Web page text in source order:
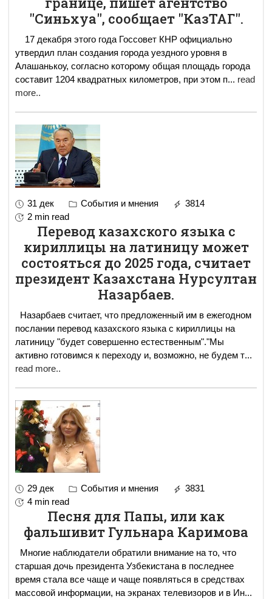
"Синьхуа", сообщает "КазТАГ".
утвердил план создания города уездного уровня в
Алашанькоу, согласно которому общая площадь города
составит 1204 квадратных километров, при этом п... read
more..
31 дек События и мнения
3814
2 min read
Перевод казахского языка с
кириллицы на латиницу может
состояться до 2025 года, считает
президент Казахстана Нурсултан
Назарбаев.
Назарбаев считает, что предложенный им в ежегодном
послании перевод казахского языка с кириллицы на
латиницу "будет совершенно естественным"."Мы
активно готовимся к переходу и, возможно, не будем т...
read more..
29 дек События и мнения
3831
4 min read
Песня для Папы, или как
фальшивит Гульнара Каримова
Многие наблюдатели обратили внимание на то, что
старшая дочь президента Узбекистана в последнее
время стала все чаще и чаще появляться в средствах
массовой информации, на экранах телевизоров и в Ин...